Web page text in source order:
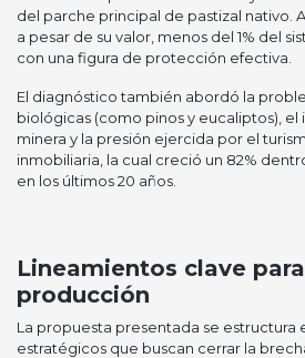
del parche principal de pastizal nativo.
a pesar de su valor, menos del 1% del
con una figura de protección efectiva.
El diagnóstico también abordó la
biológicas (como pinos y eucaliptos),
minera y la presión ejercida por el
inmobiliaria, la cual creció un 82%
en los últimos 20 años.
Lineamientos clave
producción
La propuesta presentada se estructura
estratégicos que buscan cerrar la